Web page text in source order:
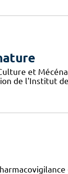
et
de l'Institut